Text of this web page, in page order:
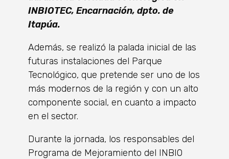
INBIOTEC, Encarnación, dpto. de
Itapúa.
Además, se realizó la palada inicial de las
futuras instalaciones del Parque
Tecnológico, que pretende ser uno de los
más modernos de la región y con un alto
componente social, en cuanto a impacto
en el sector.
Durante la jornada, los responsables del
Programa de Mejoramiento del INBIO